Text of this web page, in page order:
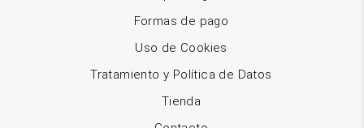
Formas de pago
Uso de Cookies
Tratamiento y Política de Datos
Tienda